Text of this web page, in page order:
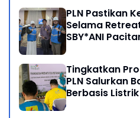
PLN Pastikan
Selama
SBY*ANI
Tingkatkan
PLN Salurkan
Berbasis